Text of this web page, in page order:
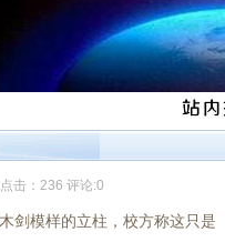
击：236 评论:0
剑模样的立柱，校方称这只是